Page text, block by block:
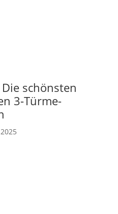
schönsten
3-Türme-